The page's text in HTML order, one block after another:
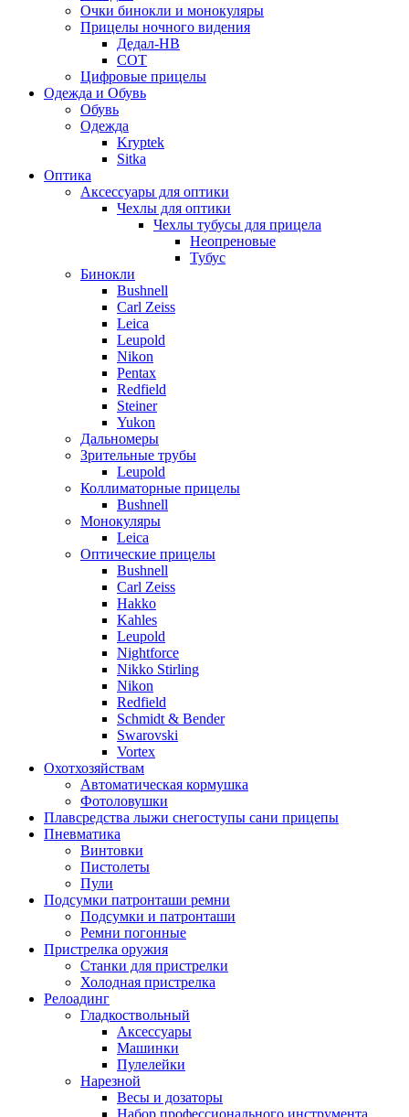
Очки бинокли и монокуляры
Прицелы ночного видения
Дедал-НВ
СОТ
Цифровые прицелы
Одежда и Обувь
Обувь
Одежда
Kryptek
Sitka
Оптика
Аксессуары для оптики
Чехлы для оптики
Чехлы тубусы для прицела
Неопреновые
Тубус
Бинокли
Bushnell
Carl Zeiss
Leica
Leupold
Nikon
Pentax
Redfield
Steiner
Yukon
Дальномеры
Зрительные трубы
Leupold
Коллиматорные прицелы
Bushnell
Монокуляры
Leica
Оптические прицелы
Bushnell
Carl Zeiss
Hakko
Kahles
Leupold
Nightforce
Nikko Stirling
Nikon
Redfield
Schmidt & Bender
Swarovski
Vortex
Охотхозяйствам
Автоматическая кормушка
Фотоловушки
Плавсредства лыжи снегоступы сани прицепы
Пневматика
Винтовки
Пистолеты
Пули
Подсумки патронташи ремни
Подсумки и патронташи
Ремни погонные
Пристрелка оружия
Станки для пристрелки
Холодная пристрелка
Релоадинг
Гладкоствольный
Аксессуары
Машинки
Пулелейки
Нарезной
Весы и дозаторы
Набор профессионального инструмента